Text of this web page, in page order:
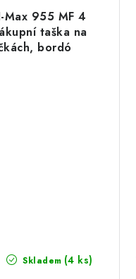
Max 955 MF 4
taška na
bordó
Skladem (4 ks)